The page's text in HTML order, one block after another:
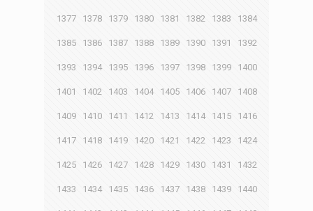
1377 1378 1379 1380 1381 1382 1383 1384
1385 1386 1387 1388 1389 1390 1391 1392
1393 1394 1395 1396 1397 1398 1399 1400
1401 1402 1403 1404 1405 1406 1407 1408
1409 1410 1411 1412 1413 1414 1415 1416
1417 1418 1419 1420 1421 1422 1423 1424
1425 1426 1427 1428 1429 1430 1431 1432
1433 1434 1435 1436 1437 1438 1439 1440